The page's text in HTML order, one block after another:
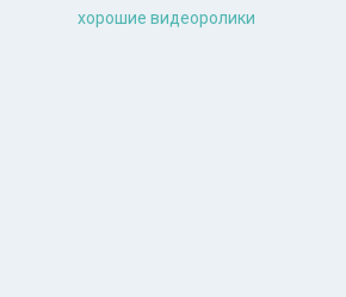
хорошие видеоролики